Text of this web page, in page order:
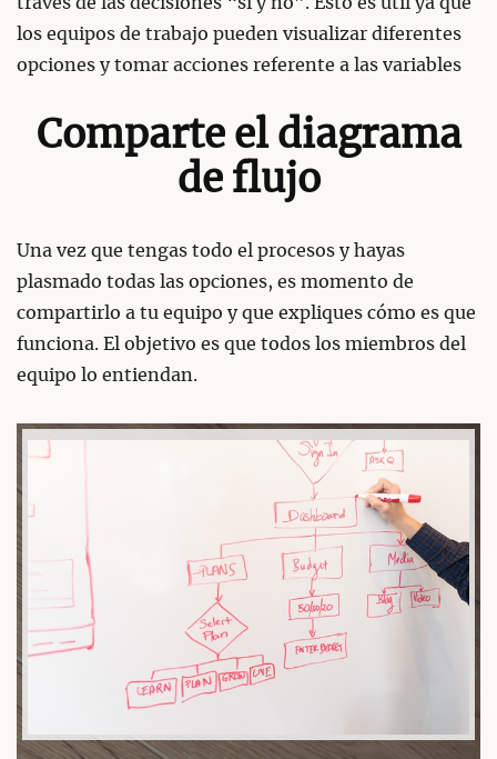
través de las decisiones “sí y no”. Esto es útil ya que
los equipos de trabajo pueden visualizar diferentes
opciones y tomar acciones referente a las variables
Comparte el diagrama
de flujo
Una vez que tengas todo el procesos y hayas
plasmado todas las opciones, es momento de
compartirlo a tu equipo y que expliques cómo es que
funciona. El objetivo es que todos los miembros del
equipo lo entiendan.